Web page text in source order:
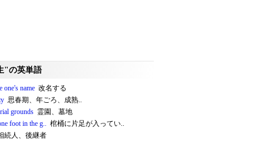
"の英単語
one's name 改名する
思春期、年ごろ、成熟..
grounds 霊園、墓地
foot in the g.. 棺桶に片足が入ってい..
続人、後継者